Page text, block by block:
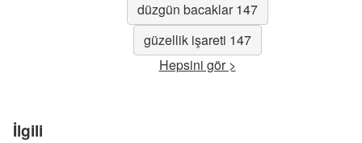
düzgün bacaklar 147
güzellik işareti 147
Hepsini gör >
İlgili